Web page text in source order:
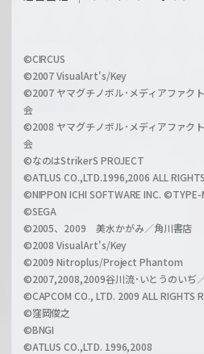
a
r
z
i
l
h
a
n
l
©CIRCUS
©2007 VisualArt's/Key
©2007 ヤマグチノボル･メディアファク
会
©2008 ヤマグチノボル･メディアファク
会
©なのはStrikerS PROJECT
©ATLUS CO.,LTD.1996,2006 ALL RIGHTS
©NIPPON ICHI SOFTWARE INC.
©SEGA
©2005、2009 美水かがみ／角川書店
©2008 VisualArt's/Key
©2009 Nitroplus/Project Phantom
©2007,2008,2009谷川流･いとうのいぢ
©CAPCOM CO., LTD. 2009 ALL RIGHTS
©窪岡俊之
©BNGI
©ATLUS CO.,LTD. 1996,2008